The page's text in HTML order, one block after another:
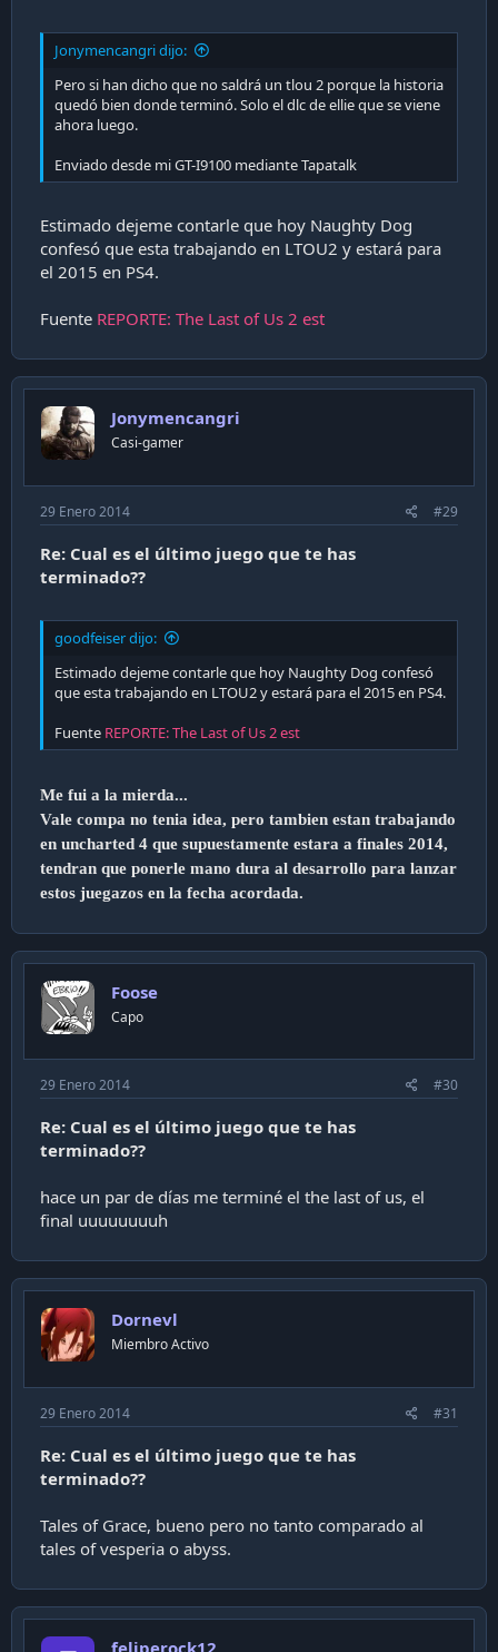
Jonymencangri dijo:
Pero si han dicho que no saldrá un tlou 2 porque la historia
quedó bien donde terminó. Solo el dlc de ellie que se viene
ahora luego.
Enviado desde mi GT-I9100 mediante Tapatalk
Estimado dejeme contarle que hoy Naughty Dog
confesó que esta trabajando en LTOU2 y estará para
el 2015 en PS4.
Fuente REPORTE: The Last of Us 2 est
Jonymencangri
Casi-gamer
29 Enero 2014 #29
Re: Cual es el último juego que te has
terminado??
goodfeiser dijo:
Estimado dejeme contarle que hoy Naughty Dog confesó
que esta trabajando en LTOU2 y estará para el 2015 en PS4.
Fuente REPORTE: The Last of Us 2 est
Me fui a la mierda...
Vale compa no tenia idea, pero tambien estan trabajando
en uncharted 4 que supuestamente estara a finales 2014,
tendran que ponerle mano dura al desarrollo para lanzar
estos juegazos en la fecha acordada.
Foose
Capo
29 Enero 2014 #30
Re: Cual es el último juego que te has
terminado??
hace un par de días me terminé el the last of us, el
final uuuuuuuuh
Dornevl
Miembro Activo
29 Enero 2014 #31
Re: Cual es el último juego que te has
terminado??
Tales of Grace, bueno pero no tanto comparado al
tales of vesperia o abyss.
feliperock12